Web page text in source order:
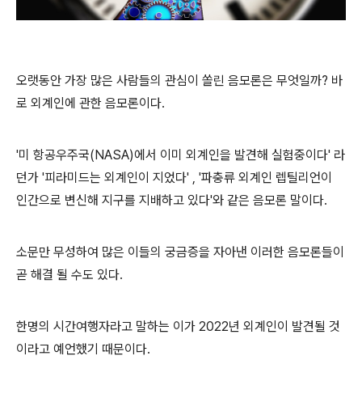
오랫동안 가장 많은 사람들의 관심이 쏠린 음모론은 무엇일까? 바
로 외계인에 관한 음모론이다.
'미 항공우주국(NASA)에서 이미 외계인을 발견해 실험중이다' 라
던가 '피라미드는 외계인이 지었다' , '파충류 외계인 렙틸리언이
인간으로 변신해 지구를 지배하고 있다'와 같은 음모론 말이다.
소문만 무성하여 많은 이들의 궁금증을 자아낸 이러한 음모론들이
곧 해결 될 수도 있다.
한명의 시간여행자라고 말하는 이가 2022년 외계인이 발견될 것
이라고 예언했기 때문이다.